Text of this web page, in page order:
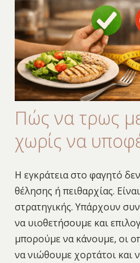
Πώς να τρως
χωρίς να
Η εγκράτεια στο φαγητό
θέλησης ή πειθαρχίας.
στρατηγικής. Υπάρχουν
να υιοθετήσουμε και
μπορούμε να κάνουμε, οι
να νιώθουμε χορτάτοι και